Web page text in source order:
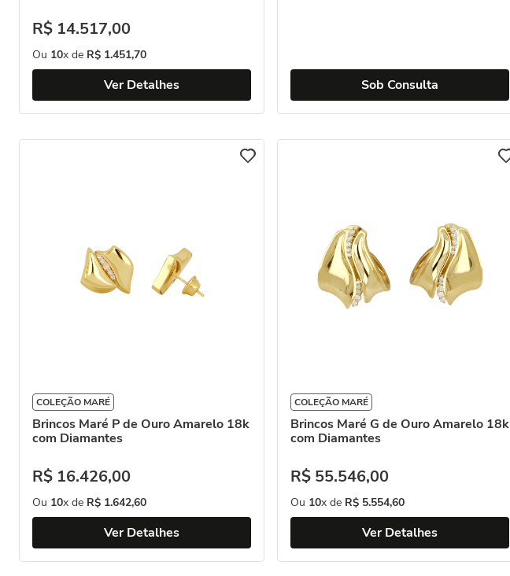
R$ 14.517,00
Ou 10x de R$ 1.451,70
Ver Detalhes Sob Consulta
COLEÇÃO MARÉ
Brincos Maré P de Ouro Amarelo 18k
com Diamantes
R$ 16.426,00
Ou 10x de R$ 1.642,60
Ver Detalhes
COLEÇÃO MARÉ
Brincos Maré G de Ouro Amarelo 18k
com Diamantes
R$ 55.546,00
Ou 10x de R$ 5.554,60
Ver Detalhes